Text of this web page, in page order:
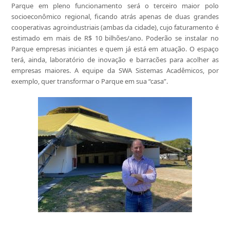
Parque em pleno funcionamento será o terceiro maior polo
socioeconômico regional, ficando atrás apenas de duas grandes
cooperativas agroindustriais (ambas da cidade), cujo faturamento é
estimado em mais de R$ 10 bilhões/ano. Poderão se instalar no
Parque empresas iniciantes e quem já está em atuação. O espaço
terá, ainda, laboratório de inovação e barracões para acolher as
empresas maiores. A equipe da SWA Sistemas Acadêmicos, por
exemplo, quer transformar o Parque em sua “casa”.